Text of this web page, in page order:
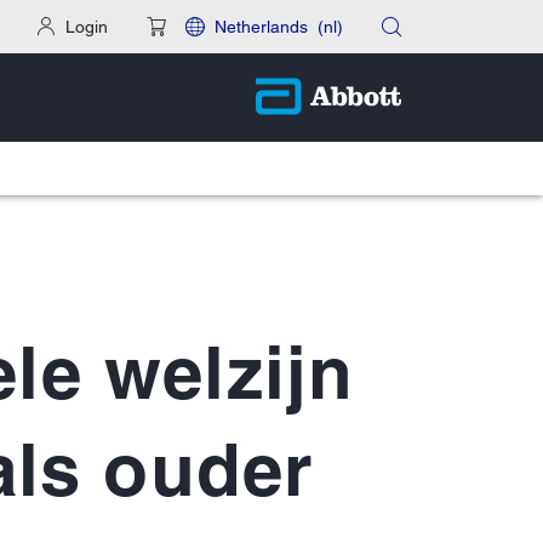
Login Netherlands (nl)
welzijn
ouder